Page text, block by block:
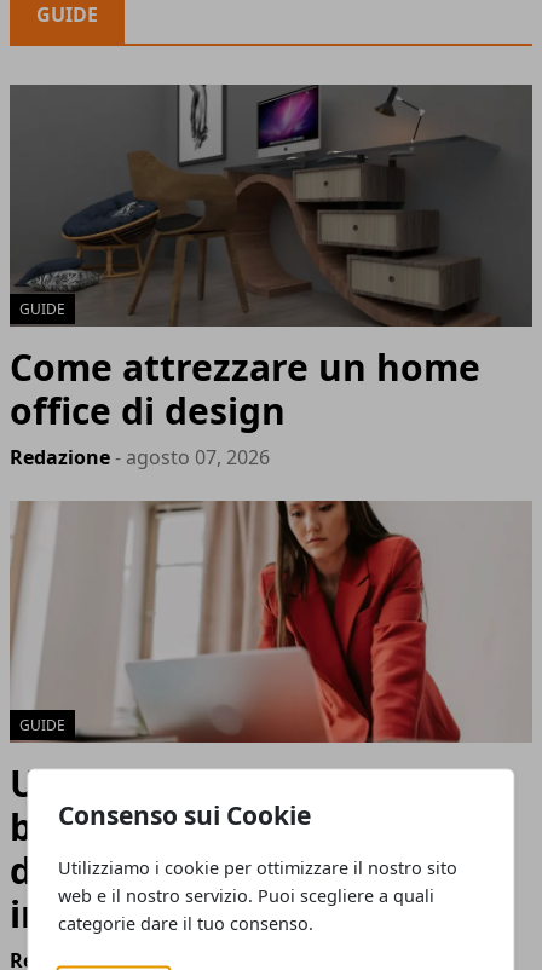
Consenso sui Cookie
Utilizziamo i cookie per ottimizzare il nostro sito
web e il nostro servizio. Puoi scegliere a quali
categorie dare il tuo consenso.
GUIDE
GUIDE
Come attrezzare un home
office di design
Redazione- agosto 07, 2026
GUIDE
Unire l'amore per l'arte e il
business: il ruolo
dell'imprenditoria culturale
in Italia
Redazione- agosto 05, 2026